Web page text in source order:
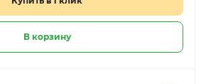
В корзину